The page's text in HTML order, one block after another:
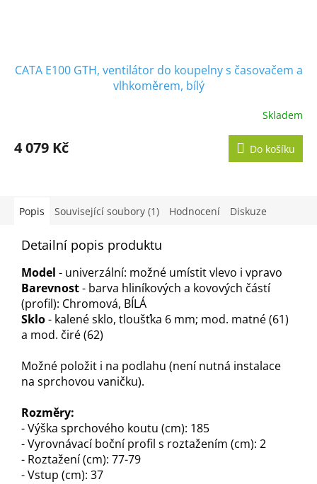
CATA E100 GTH, ventilátor do koupelny s časovačem a
vlhkoměrem, bílý
produktu
je
hvězdiček.
Skladem
4 079 Kč Do košíku
Popis Související soubory (1) Hodnocení Diskuze
Detailní popis produktu
Model - univerzální: možné umístit vlevo i vpravo
Barevnost- barva hliníkových a kovových částí
(profil): Chromová, BÍLÁ
Sklo- kalené sklo, tloušťka 6 mm; mod. matné (61)
a mod. čiré (62)
Možné položit i na podlahu (není nutná instalace
na sprchovou vaničku).
Rozměry:
- Výška sprchového koutu (cm): 185
- Vyrovnávací boční profil s roztažením (cm): 2
- Roztažení (cm): 77-79
- Vstup (cm): 37